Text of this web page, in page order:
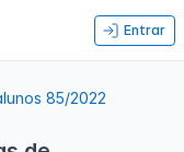
Entrar
85/2022